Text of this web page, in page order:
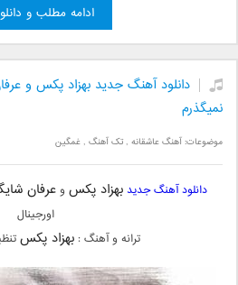
ادامه مطلب و
دانلود آهنگ جدید بهزاد پکس و
نمیگذرم
موضوعات:آهنگ عاشقانه ,تک آهنگ ,غمگین
دانلود آهنگ جدید بهزاد پکس وعرفان
اورجینال
ترانه و آهنگ :بهزاد پکس